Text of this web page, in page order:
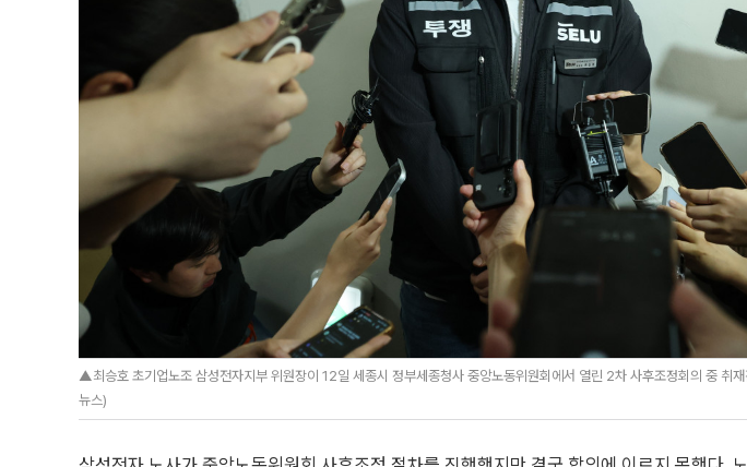
▲최승호 초기업노조 삼성전자지부 위원장이 12일 세종시 정부세종청사 중앙노동위원회에서 열린 2차 사후조정회의 중 취
뉴스)